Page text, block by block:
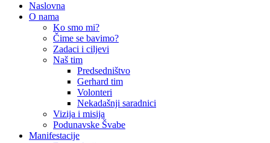
Naslovna
O nama
Ko smo mi?
Čime se bavimo?
Zadaci i ciljevi
Naš tim
Predsedništvo
Gerhard tim
Volonteri
Nekadašnji saradnici
Vizija i misija
Podunavske Švabe
Manifestacije